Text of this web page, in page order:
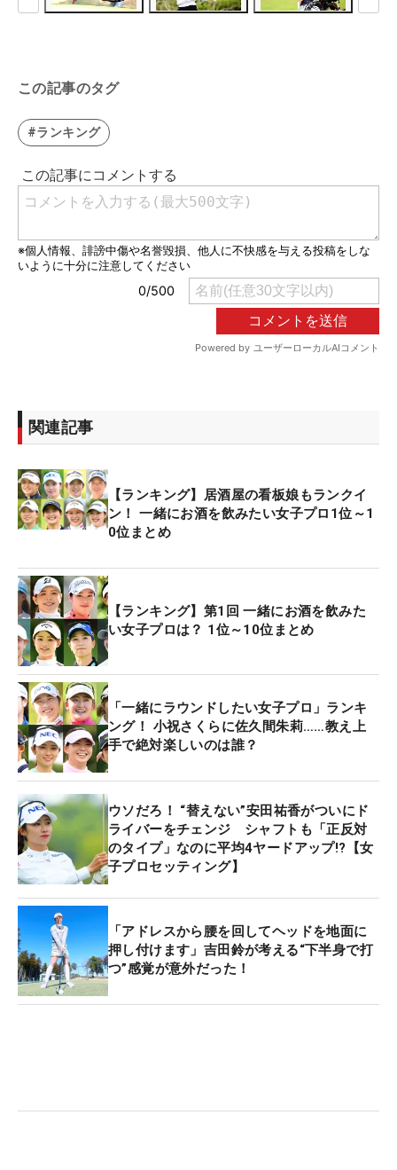
この記事のタグ
#ランキング
関連記事
【ランキング】居酒屋の看板娘もランクイ
ン！ 一緒にお酒を飲みたい女子プロ1位～1
0位まとめ
【ランキング】第1回 一緒にお酒を飲みた
い女子プロは？ 1位～10位まとめ
「一緒にラウンドしたい女子プロ」ランキ
ング！ 小祝さくらに佐久間朱莉……教え上
手で絶対楽しいのは誰？
ウソだろ！ “替えない”安田祐香がついにド
ライバーをチェンジ シャフトも「正反対
のタイプ」なのに平均4ヤードアップ!?【女
子プロセッティング】
「アドレスから腰を回してヘッドを地面に
押し付けます」吉田鈴が考える“下半身で打
つ”感覚が意外だった！